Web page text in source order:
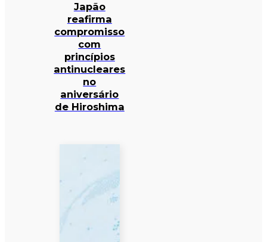
Japão
reafirma
compromisso
com
princípios
antinucleares
no
aniversário
de Hiroshima